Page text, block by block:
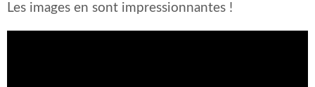
Les images en sont impressionnantes !